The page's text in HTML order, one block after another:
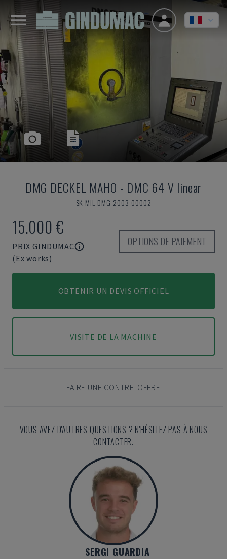
DMG DECKEL MAHO - DMC 64 V linear
SK-MIL-DMG-2003-00002
15.000 €
PRIX GINDUMAC
(Ex works)
OPTIONS DE PAIEMENT
OBTENIR UN DEVIS OFFICIEL
VISITE DE LA MACHINE
FAIRE UNE CONTRE-OFFRE
VOUS AVEZ D'AUTRES QUESTIONS ? N'HÉSITEZ PAS À NOUS
CONTACTER.
SERGI GUARDIA